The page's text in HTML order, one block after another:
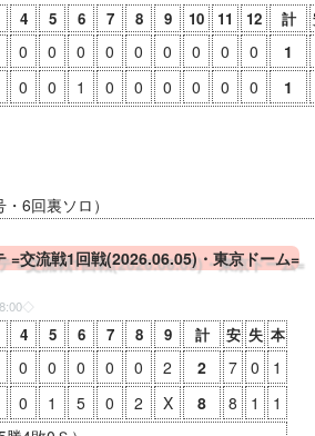
4 5 6 7 8 9 10 11 12 計
0 0 0 0 0 0 0 0 0
1
0 0 1 0 0 0 0 0 0
1
6回裏ソロ）
交流戦1回戦(2026.06.05)・東京ドーム=
◇
4 5 6 7 8 9 計 安 失 本
0 0 0 0 0 2 2 7 0
1
0 1 5 0 2 X 8 8 1
1